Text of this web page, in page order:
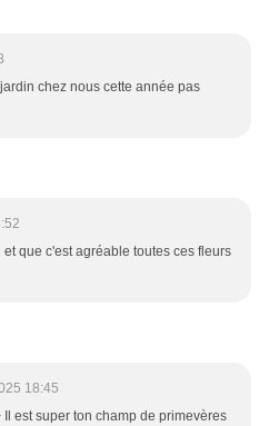
chez nous cette année pas
que c'est agréable toutes ces fleurs
18:45
Il est super ton champ de primevères